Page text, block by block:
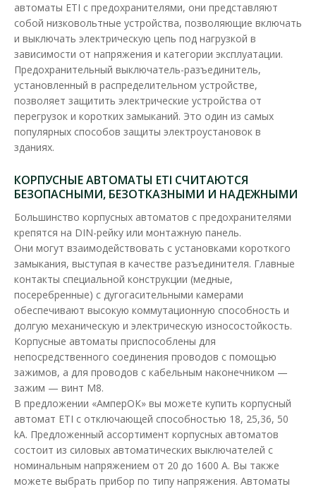
Автоматический выключатель ETI EB2 125/3L 63A
3P
Доступность: В наличии
Отправка до 5 рабочих дней
Промышленные автоматические выключатели ETIBREAK EB2
предназначены для защиты питающих линий, элект..
7 452.76 грн
В КОРЗИНУ
В закладки
автоматы ETI с предохранителями, они представляют
собой низковольтные устройства, позволяющие включать
и выключать электрическую цепь под нагрузкой в
зависимости от напряжения и категории эксплуатации.
Предохранительный выключатель-разъединитель,
установленный в распределительном устройстве,
позволяет защитить электрические устройства от
перегрузок и коротких замыканий. Это один из самых
популярных способов защиты электроустановок в
зданиях.
КОРПУСНЫЕ АВТОМАТЫ ETI СЧИТАЮТСЯ
БЕЗОПАСНЫМИ, БЕЗОТКАЗНЫМИ И НАДЕЖНЫМИ
Большинство корпусных автоматов с предохранителями
крепятся на DIN-рейку или монтажную панель.
Они могут взаимодействовать с установками короткого
замыкания, выступая в качестве разъединителя. Главные
контакты специальной конструкции (медные,
посеребренные) с дугогасительными камерами
обеспечивают высокую коммутационную способность и
долгую механическую и электрическую износостойкость.
Корпусные автоматы приспособлены для
непосредственного соединения проводов с помощью
зажимов, а для проводов с кабельным наконечником —
зажим — винт М8.
В предложении «АмперОК» вы можете купить корпусный
автомат ETI с отключающей способностью 18, 25,36, 50
kA. Предложенный ассортимент корпусных автоматов
состоит из силовых автоматических выключателей с
номинальным напряжением от 20 до 1600 А. Вы также
можете выбрать прибор по типу напряжения. Автоматы